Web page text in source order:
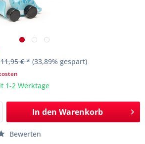
11,95 € * (33,89% gespart)
1-2 Werktage
In den Warenkorb
Bewerten